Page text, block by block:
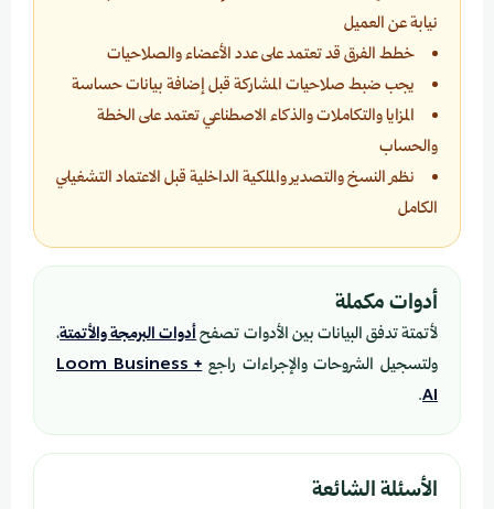
نيابة عن العميل
خطط الفرق قد تعتمد على عدد الأعضاء والصلاحيات
يجب ضبط صلاحيات المشاركة قبل إضافة بيانات حساسة
المزايا والتكاملات والذكاء الاصطناعي تعتمد على الخطة
والحساب
نظم النسخ والتصدير والملكية الداخلية قبل الاعتماد التشغيلي
الكامل
أدوات مكملة
لأتمتة تدفق البيانات بين الأدوات تصفحأدوات البرمجة والأتمتة،
ولتسجيل الشروحات والإجراءات راجعLoom Business +
AI
.
الأسئلة الشائعة